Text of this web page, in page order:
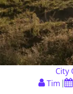
City
Tim